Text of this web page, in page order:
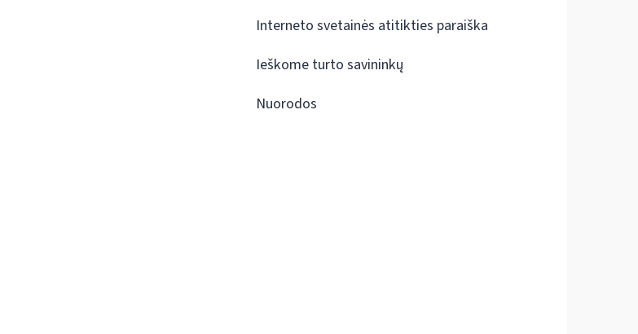
Interneto svetainės atitikties paraiška
Ieškome turto savininkų
Nuorodos